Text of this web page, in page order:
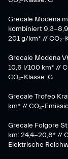
Grecale Modena
kombiniert 9,3-
201 g/km* // CO₂-
Grecale Modena
10,6 l/100 km* //
CO₂-Klasse: G
Grecale Trofeo
km* // CO₂-
Grecale Folgore
km: 24,4-20,8* //
Elektrische